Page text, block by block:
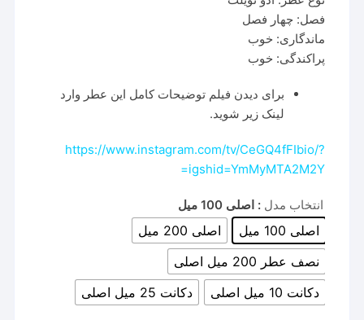
فصل: چهار فصل
ماندگاری: خوب
پراکندگی: خوب
برای دیدن فیلم توضیحات کامل این عطر وارد
لینک زیر شوید.
https://www.instagram.com/tv/CeGQ4fFIbio/?
igshid=YmMyMTA2M2Y=
انتخاب مدل : اصلی 100 میل
اصلی 100 میل
اصلی 200 میل
نصف عطر 200 میل اصلی
دکانت 10 میل اصلی
دکانت 25 میل اصلی